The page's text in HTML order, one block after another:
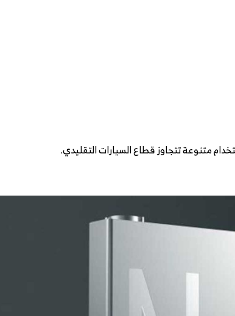
متنوعة تتجاوز قطاع السيارات التقليدي.